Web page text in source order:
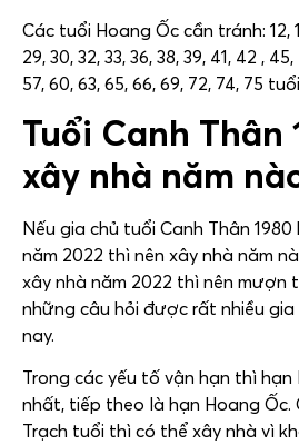
Các tuổi Hoang Ốc cần tránh: 12,
29, 30, 32, 33, 36, 38, 39, 41, 42 ,
57, 60, 63, 65, 66, 69, 72, 74, 75
Tuổi Canh Thân
xây nhà năm
Nếu gia chủ tuổi Canh Thân
năm 2022 thì nên xây nhà năm
xây nhà năm 2022 thì nên mượn
những câu hỏi được rất nhiều gia
nay.
Trong các yếu tố vận hạn thì hạn
nhất, tiếp theo là hạn Hoang Ốc.
Trạch tuổi thì có thể xây nhà vì